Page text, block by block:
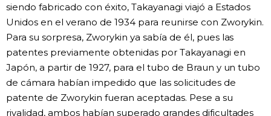
siendo fabricado con éxito, Takayanagi viajó a Estados
Unidos en el verano de 1934 para reunirse con Zworykin.
Para su sorpresa, Zworykin ya sabía de él, pues las
patentes previamente obtenidas por Takayanagi en
Japón, a partir de 1927, para el tubo de Braun y un tubo
de cámara habían impedido que las solicitudes de
patente de Zworykin fueran aceptadas. Pese a su
rivalidad, ambos habían superado grandes dificultades